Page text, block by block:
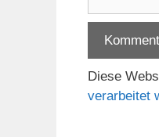
Diese
verarbeitet